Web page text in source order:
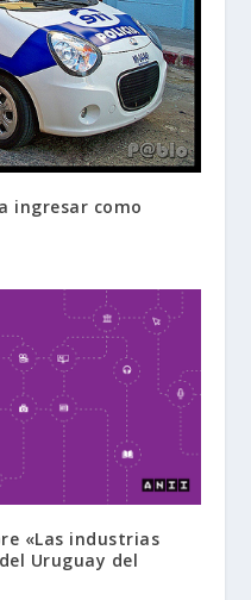
ingresar como
«Las industrias
Uruguay del